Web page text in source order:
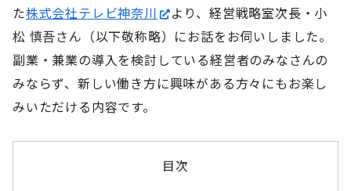
た株式会社テレビ神奈川
より、経営戦略室次長・小
松 慎吾さん（以下敬称略）にお話をお伺いしました。
副業・兼業の導入を検討している経営者のみなさんの
みならず、新しい働き方に興味がある方々にもお楽し
みいただける内容です。
目次